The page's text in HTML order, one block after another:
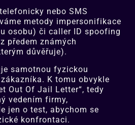
nebo SMS
metody impersonifikace
osobu) či caller ID spoofing
předem známých
důvěřuje).
samotnou fyzickou
K tomu obvykle
Out Of Jail Letter“, tedy
vedením firmy,
jen o test, abychom se
konfrontaci.